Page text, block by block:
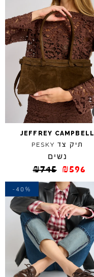
JEFFREY CAMPBELL
תיק צד PESKY
נשים
₪745 ₪596
-40%